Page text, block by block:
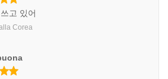
고 있어
Corea